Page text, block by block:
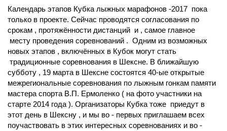
Календарь этапов Кубка лыжных марафонов -2017 пока
только в проекте. Сейчас проводятся согласования по
срокам , протяжённости дистанций и , самое главное
месту проведения соревнований . Одним из возможных
новых этапов , включённых в Кубок могут стать
традиционные соревнования в Шексне. В ближайшую
субботу , 19 марта в Шексне состоятся 40-ые открытые
межрегиональные соревнования по лыжным гонкам памяти
мастера спорта В.П. Ермоленко ( на фото участники на
старте 2014 года ). Организаторы Кубка тоже приедут в
этот день в Шексну , и мы во - первых приглашаем всех
поучаствовать в этих интересных соревнованиях и во -